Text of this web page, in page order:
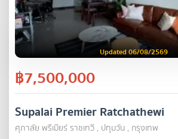
Updated 06/08/2569
฿7,500,000
Supalai Premier Ratchathewi
ศุภาลัย พรีเมียร์ ราชเทวี , ปทุมวัน , กรุงเทพ